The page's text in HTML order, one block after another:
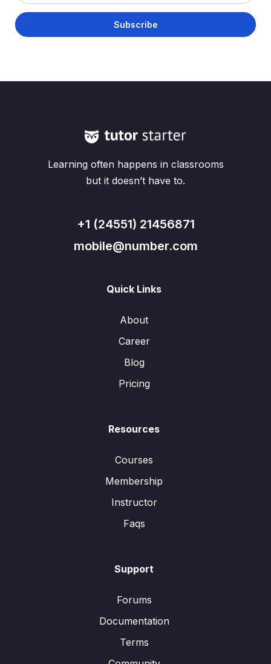
Learning often happens in classrooms
but it doesn’t have to.
+1 (24551) 21456871
mobile@number.com
Quick Links
About
Career
Blog
Pricing
Resources
Courses
Membership
Instructor
Faqs
Support
Forums
Documentation
Terms